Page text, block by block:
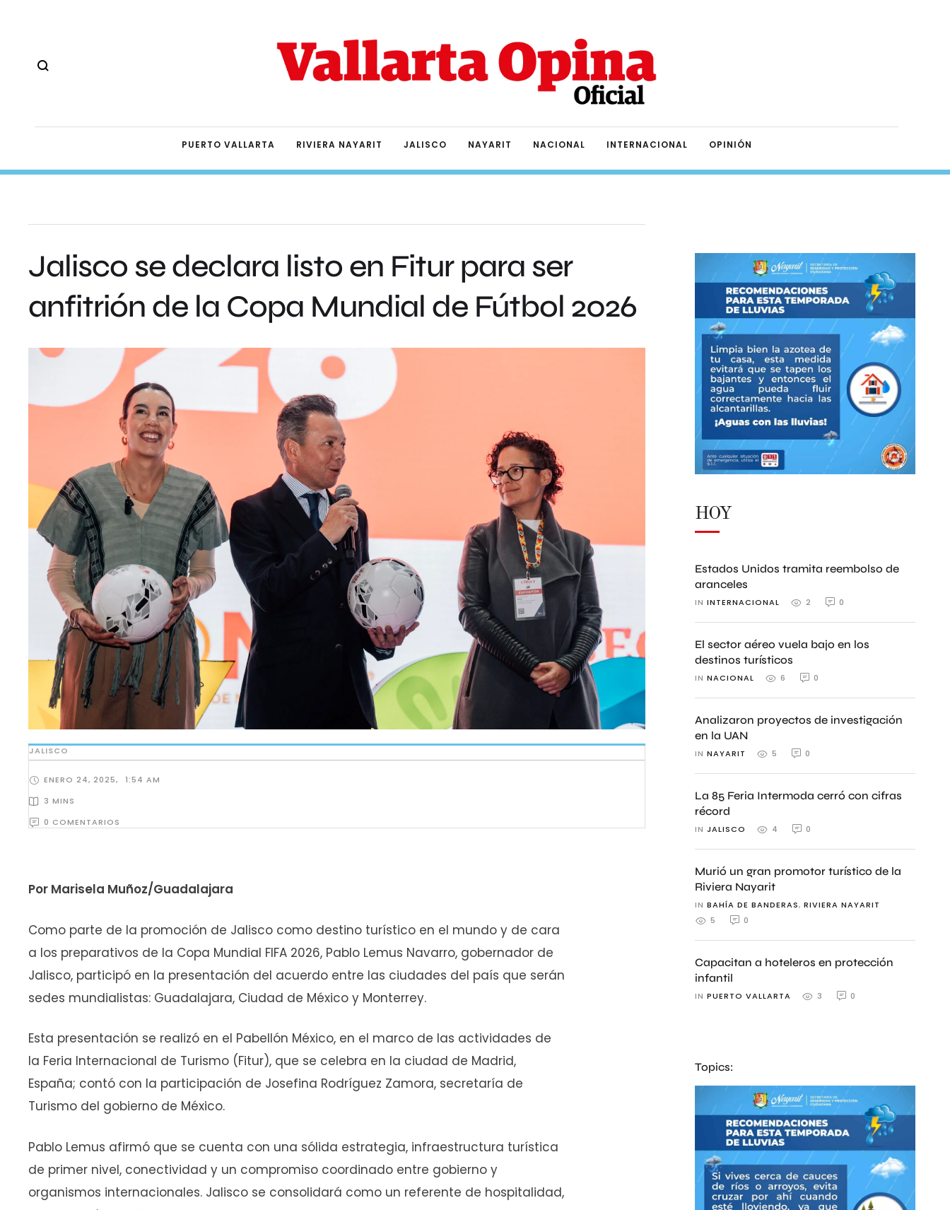
PUERTO VALLARTA RIVIERA NAYARIT JALISCO NAYARIT NACIONAL INTERNACIONAL OPINIÓN
Jalisco se declara listo en Fitur para ser
anfitrión de la Copa Mundial de Fútbol 2026
JALISCO
ENERO 24, 2025,
1:54 AM
3 MINS
0 COMENTARIOS
Por Marisela Muñoz/Guadalajara
Como parte de la promoción de Jalisco como destino turístico en el mundo y de cara
a los preparativos de la Copa Mundial FIFA 2026, Pablo Lemus Navarro, gobernador de
Jalisco, participó en la presentación del acuerdo entre las ciudades del país que serán
sedes mundialistas: Guadalajara, Ciudad de México y Monterrey.
Esta presentación se realizó en el Pabellón México, en el marco de las actividades de
la Feria Internacional de Turismo (Fitur), que se celebra en la ciudad de Madrid,
España; contó con la participación de Josefina Rodríguez Zamora, secretaría de
Turismo del gobierno de México.
Pablo Lemus afirmó que se cuenta con una sólida estrategia, infraestructura turística
de primer nivel, conectividad y un compromiso coordinado entre gobierno y
organismos internacionales. Jalisco se consolidará como un referente de hospitalidad,
HOY
Estados Unidos tramita reembolso de
aranceles
IN INTERNACIONAL 2 0
El sector aéreo vuela bajo en los
destinos turísticos
IN NACIONAL 6 0
Analizaron proyectos de investigación
en la UAN
IN NAYARIT 5 0
La 85 Feria Intermoda cerró con cifras
récord
IN JALISCO 4 0
Murió un gran promotor turístico de la
Riviera Nayarit
IN BAHÍA DE BANDERAS, RIVIERA NAYARIT
5
0
Capacitan a hoteleros en protección
infantil
IN PUERTO VALLARTA 3 0
Topics: